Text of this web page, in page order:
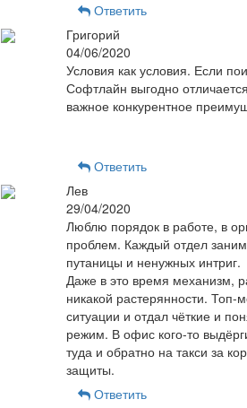
Ответить
Григорий
04/06/2020
Условия как условия. Если
Софтлайн выгодно
важное конкурентное
Ответить
Лев
29/04/2020
Люблю порядок в работе, в
проблем. Каждый отдел
путаницы и ненужных интриг.
Даже в это время механизм,
никакой растерянности.
ситуации и отдал чёткие и
режим. В офис кого-то
туда и обратно на такси за
защиты.
Ответить